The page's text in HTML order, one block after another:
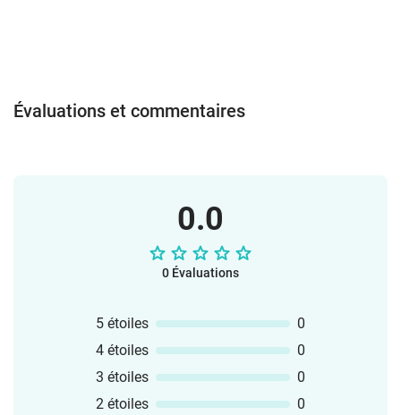
Évaluations et commentaires
0.0
0 Évaluations
5 étoiles
0
4 étoiles
0
3 étoiles
0
2 étoiles
0